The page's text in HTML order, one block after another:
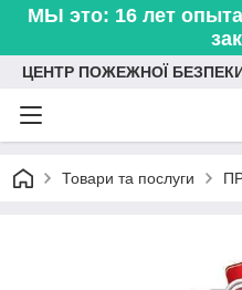
МЫ это: 16 лет опыта
ЦЕНТР ПОЖЕЖНОЇ
Товари та послуги